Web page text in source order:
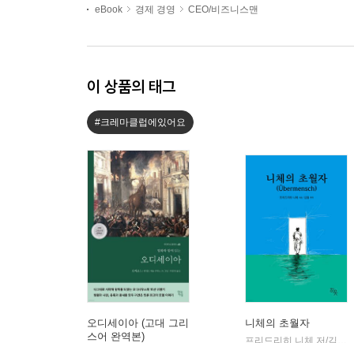
eBook 경제 경영 CEO/비즈니스맨
이 상품의 태그
#크레마클럽에있어요
오디세이아 (고대 그리
스어 완역본)
니체의 초월자